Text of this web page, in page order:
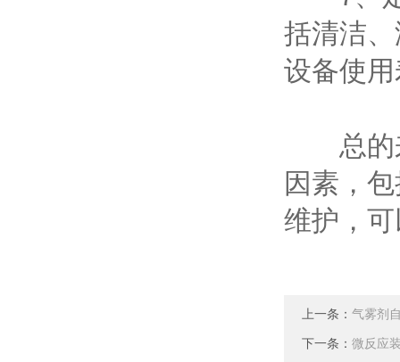
括清洁
设备使
总的来
因素，
维护，
上一条： 气雾剂
下一条： 微反应